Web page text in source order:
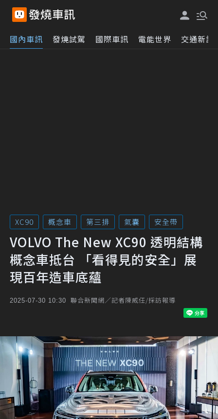
國內車訊 發燒試駕 國際車訊 電能世界 交通新訊
XC90 概念車 第三排 氣囊 安全帶
VOLVO The New XC90 透明結構
概念車抵台 「看得見的安全」展
現百年造車底蘊
2025-07-30 10:30 聯合新聞網／記者陳威任/採訪報導